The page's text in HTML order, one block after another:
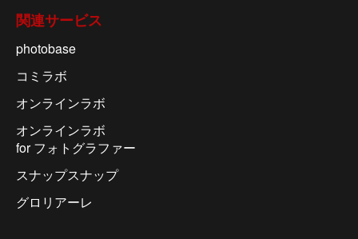
関連サービス
photobase
コミラボ
オンラインラボ
オンラインラボ
for フォトグラファー
スナップスナップ
グロリアーレ